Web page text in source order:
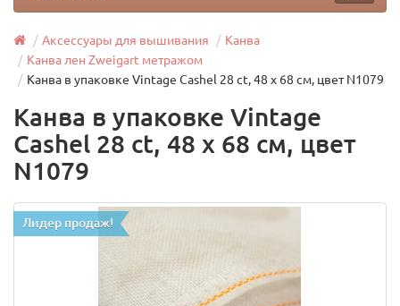
Аксессуары для вышивания
Канва
Канва лен Zweigart метражом
Канва в упаковке Vintage Cashel 28 ct, 48 х 68 см, цвет N1079
Канва в упаковке Vintage
Cashel 28 ct, 48 х 68 см, цвет
N1079
Лидер продаж!